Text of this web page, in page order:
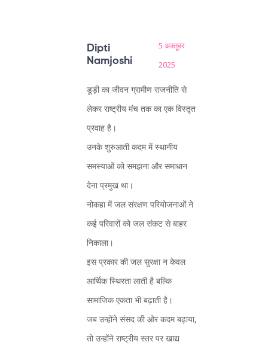
Dipti
Namjoshi
5 अक्तूबर
2025
डूड़ी का जीवन ग्रामीण राजनीति से
लेकर राष्ट्रीय मंच तक का एक विस्तृत
प्रवाह है।
उनके शुरुआती कदम में स्थानीय
समस्याओं को समझना और समाधान
देना प्रमुख था।
नोकहा में जल संरक्षण परियोजनाओं ने
कई परिवारों को जल संकट से बाहर
निकाला।
इस प्रकार की जल सुरक्षा न केवल
आर्थिक स्थिरता लाती है बल्कि
सामाजिक एकता भी बढ़ाती है।
जब उन्होंने संसद की ओर कदम बढ़ाया,
तो उन्होंने राष्ट्रीय स्तर पर खाद्य